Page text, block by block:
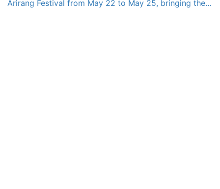
Arirang Festival from May 22 to May 25, bringing the